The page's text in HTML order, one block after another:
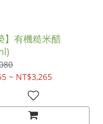
】有機糙米醋
~ NT$3,265